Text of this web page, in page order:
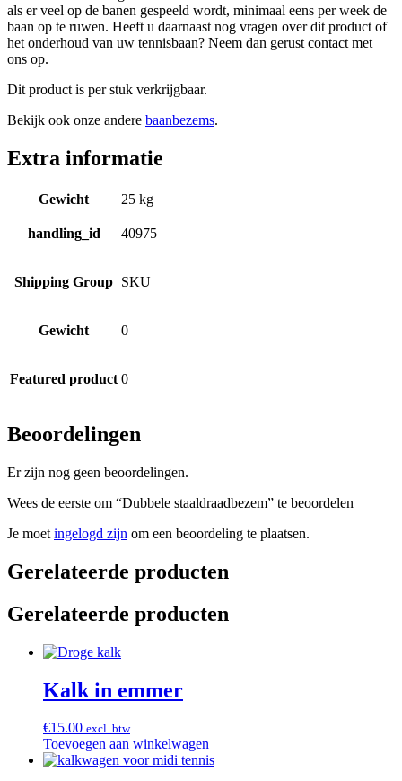
als er veel op de banen gespeeld wordt, minimaal eens per week de
baan op te ruwen. Heeft u daarnaast nog vragen over dit product of
het onderhoud van uw tennisbaan? Neem dan gerust contact met
ons op.
Dit product is per stuk verkrijgbaar.
Bekijk ook onze andere baanbezems.
Extra informatie
Gewicht 25 kg
handling_id 40975
Shipping Group SKU
Gewicht 0
Featured product 0
Beoordelingen
Er zijn nog geen beoordelingen.
Wees de eerste om “Dubbele staaldraadbezem” te beoordelen
Je moet ingelogd zijn om een beoordeling te plaatsen.
Gerelateerde producten
Gerelateerde producten
Kalk in emmer
€15.00 excl. btw
Toevoegen aan winkelwagen